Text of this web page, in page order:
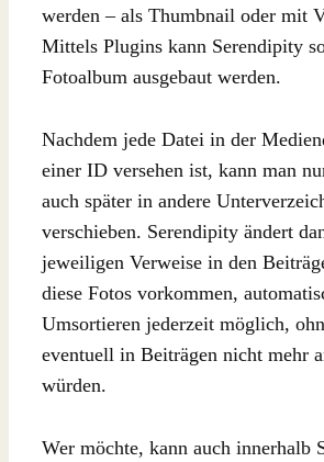
werden – als Thumbnail oder mit
Mittels Plugins kann Serendipity
Fotoalbum ausgebaut werden.
Nachdem jede Datei in der
einer ID versehen ist, kann man
auch später in andere
verschieben. Serendipity ändert
jeweiligen Verweise in den
diese Fotos vorkommen,
Umsortieren jederzeit möglich,
eventuell in Beiträgen nicht mehr
würden.
Wer möchte, kann auch innerhalb